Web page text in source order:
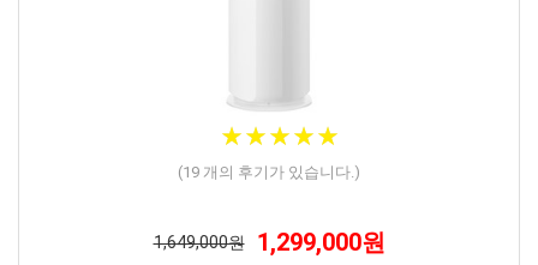
★★★★★
★★★★★
(19 개의 후기가 있습니다.)
1,649,000원 1,299,000원